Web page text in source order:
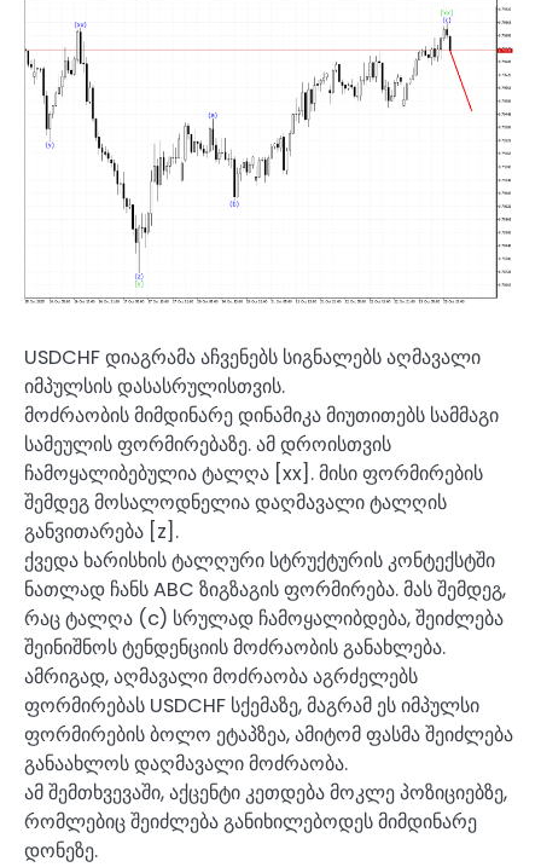
USDCHF დიაგრამა აჩვენებს სიგნალებს აღმავალი
იმპულსის დასასრულისთვის.
მოძრაობის მიმდინარე დინამიკა მიუთითებს სამმაგი
სამეულის ფორმირებაზე. ამ დროისთვის
ჩამოყალიბებულია ტალღა [xx]. მისი ფორმირების
შემდეგ მოსალოდნელია დაღმავალი ტალღის
განვითარება [z].
ქვედა ხარისხის ტალღური სტრუქტურის კონტექსტში
ნათლად ჩანს ABC ზიგზაგის ფორმირება. მას შემდეგ,
რაც ტალღა (c) სრულად ჩამოყალიბდება, შეიძლება
შეინიშნოს ტენდენციის მოძრაობის განახლება.
ამრიგად, აღმავალი მოძრაობა აგრძელებს
ფორმირებას USDCHF სქემაზე, მაგრამ ეს იმპულსი
ფორმირების ბოლო ეტაპზეა, ამიტომ ფასმა შეიძლება
განაახლოს დაღმავალი მოძრაობა.
ამ შემთხვევაში, აქცენტი კეთდება მოკლე პოზიციებზე,
რომლებიც შეიძლება განიხილებოდეს მიმდინარე
დონეზე.